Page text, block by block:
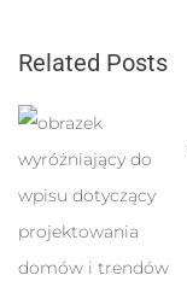
Related Posts